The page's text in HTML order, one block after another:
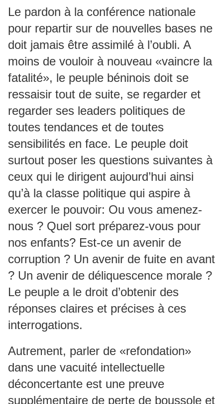
Le pardon à la conférence nationale
pour repartir sur de nouvelles bases ne
doit jamais être assimilé à l’oubli. A
moins de vouloir à nouveau «vaincre la
fatalité», le peuple béninois doit se
ressaisir tout de suite, se regarder et
regarder ses leaders politiques de
toutes tendances et de toutes
sensibilités en face. Le peuple doit
surtout poser les questions suivantes à
ceux qui le dirigent aujourd’hui ainsi
qu’à la classe politique qui aspire à
exercer le pouvoir: Ou vous amenez-
nous ? Quel sort préparez-vous pour
nos enfants? Est-ce un avenir de
corruption ? Un avenir de fuite en avant
? Un avenir de déliquescence morale ?
Le peuple a le droit d’obtenir des
réponses claires et précises à ces
interrogations.
Autrement, parler de «refondation»
dans une vacuité intellectuelle
déconcertante est une preuve
supplémentaire de perte de boussole et